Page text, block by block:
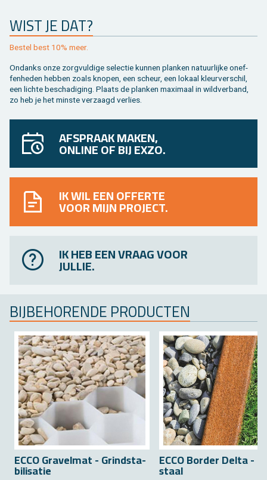
WIST JE DAT?
Be­stel best 10% meer.
On­danks onze zorg­vul­di­ge se­lec­tie kun­nen plan­ken na­tuur­lij­ke on­ef­
fen­he­den heb­ben zoals kno­pen, een scheur, een lo­kaal kleur­ver­schil,
een lich­te be­scha­di­ging. Plaats de plan­ken maxi­maal in wild­ver­band,
zo heb je het min­ste ver­zaagd ver­lies.
AFSPRAAK MAKEN,
ONLINE OF BIJ EXZO.
IK WIL EEN OFFERTE
VOOR MIJN PROJECT.
IK HEB EEN VRAAG VOOR
JULLIE.
BIJ­BE­HO­REN­DE PRO­DUC­TEN
ECCO Gra­vel­mat - Grindsta­
bi­li­sa­tie
ECCO Bor­der Delta -
staal